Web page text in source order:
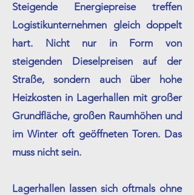
Steigende Energiepreise treffen
Logistikunternehmen gleich doppelt
hart. Nicht nur in Form von
steigenden Dieselpreisen auf der
Straße, sondern auch über hohe
Heizkosten in Lagerhallen mit großer
Grundfläche, großen Raumhöhen und
im Winter oft geöffneten Toren. Das
muss nicht sein.
Lagerhallen lassen sich oftmals ohne